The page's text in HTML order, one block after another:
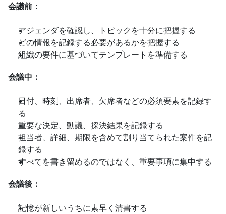
会議前：
アジェンダを確認し、トピックを十分に把握する
どの情報を記録する必要があるかを把握する
組織の要件に基づいてテンプレートを準備する
会議中：
日付、時刻、出席者、欠席者などの必須要素を記録す
る
重要な決定、動議、採決結果を記録する
担当者、詳細、期限を含めて割り当てられた案件を記
録する
すべてを書き留めるのではなく、重要事項に集中する
会議後：
記憶が新しいうちに素早く清書する